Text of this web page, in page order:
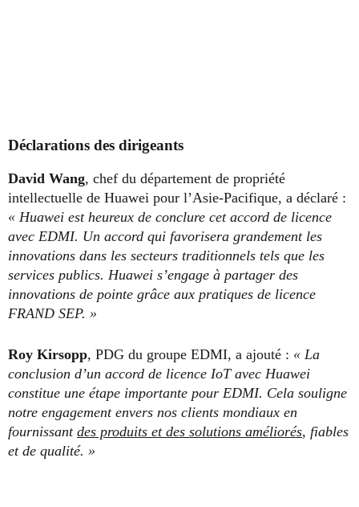
Déclarations des dirigeants
David Wang, chef du département de propriété
intellectuelle de Huawei pour l’Asie-Pacifique, a déclaré :
« Huawei est heureux de conclure cet accord de licence
avec EDMI. Un accord qui favorisera grandement les
innovations dans les secteurs traditionnels tels que les
services publics. Huawei s’engage à partager des
innovations de pointe grâce aux pratiques de licence
FRAND SEP. »
Roy Kirsopp, PDG du groupe EDMI, a ajouté : « La
conclusion d’un accord de licence IoT avec Huawei
constitue une étape importante pour EDMI. Cela souligne
notre engagement envers nos clients mondiaux en
fournissant des produits et des solutions améliorés, fiables
et de qualité. »